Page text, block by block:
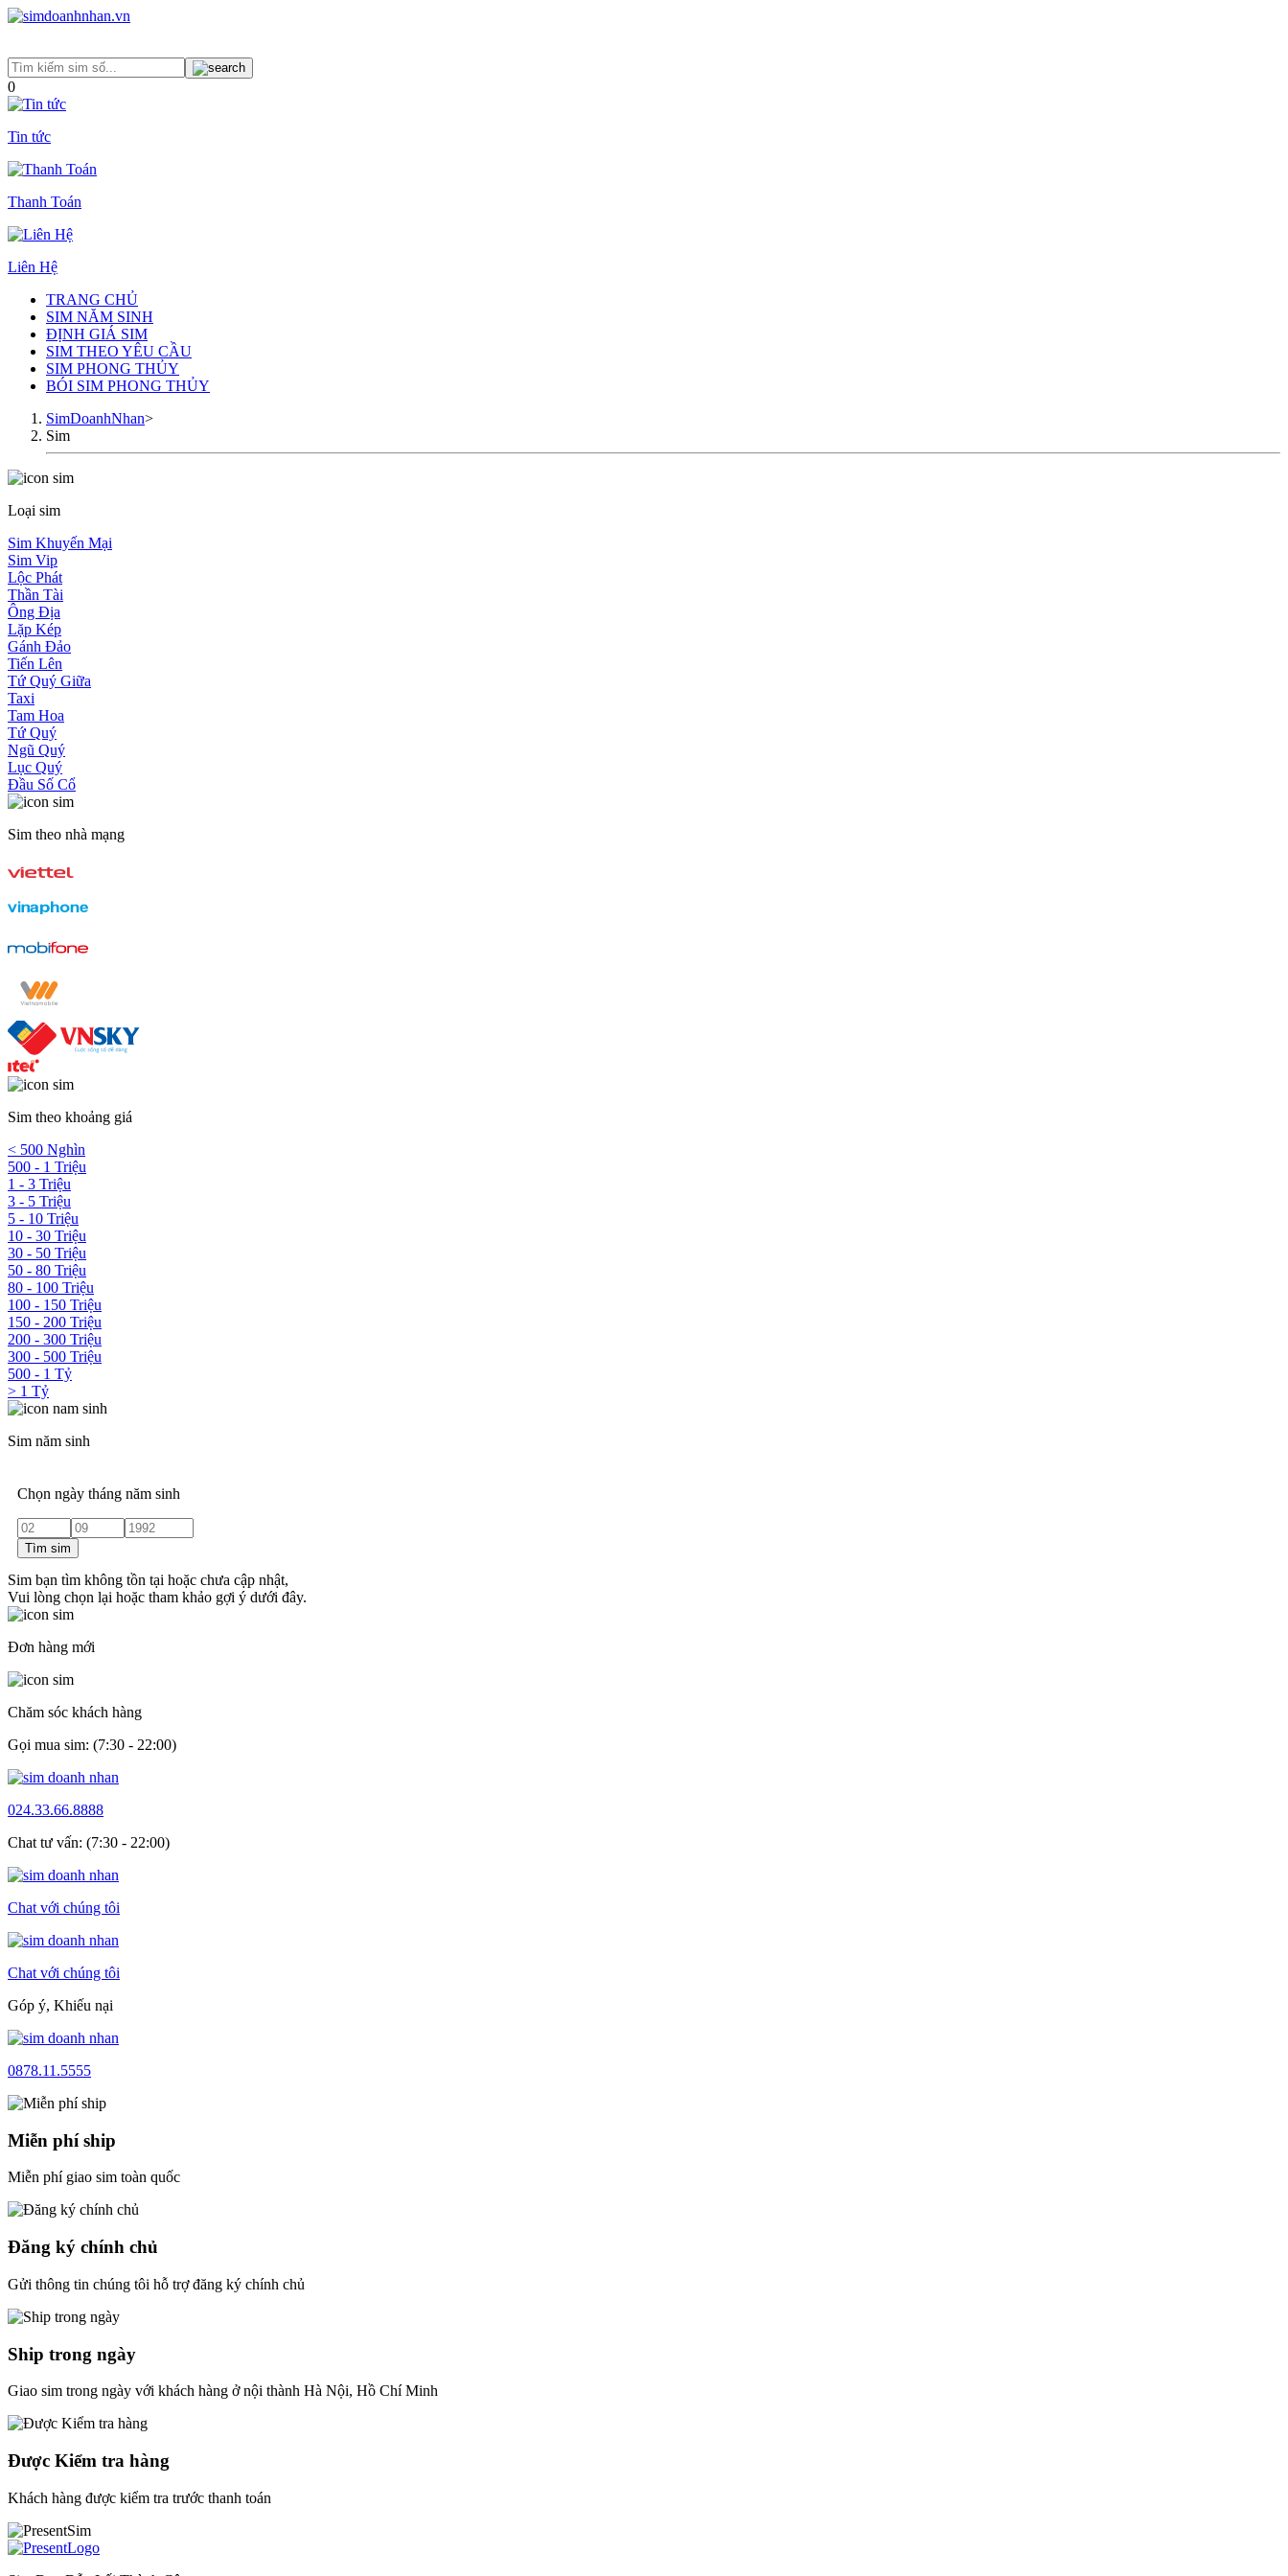
0
Tin tức
Thanh Toán
Liên Hệ
TRANG CHỦ
SIM NĂM SINH
ĐỊNH GIÁ SIM
SIM THEO YÊU CẦU
SIM PHONG THỦY
BÓI SIM PHONG THỦY
SimDoanhNhan>
Sim
Loại sim
Sim Khuyến Mại
Sim Vip
Lộc Phát
Thần Tài
Ông Địa
Lặp Kép
Gánh Đảo
Tiến Lên
Tứ Quý Giữa
Taxi
Tam Hoa
Tứ Quý
Ngũ Quý
Lục Quý
Đầu Số Cổ
Sim theo nhà mạng
Sim theo khoảng giá
< 500 Nghìn
500 - 1 Triệu
1 - 3 Triệu
3 - 5 Triệu
5 - 10 Triệu
10 - 30 Triệu
30 - 50 Triệu
50 - 80 Triệu
80 - 100 Triệu
100 - 150 Triệu
150 - 200 Triệu
200 - 300 Triệu
300 - 500 Triệu
500 - 1 Tỷ
> 1 Tỷ
Sim năm sinh
Chọn ngày tháng năm sinh
Tìm sim
Sim bạn tìm không tồn tại hoặc chưa cập nhật,
Vui lòng chọn lại hoặc tham khảo gợi ý dưới đây.
Đơn hàng mới
Chăm sóc khách hàng
Gọi mua sim: (7:30 - 22:00)
024.33.66.8888
Chat tư vấn: (7:30 - 22:00)
Chat với chúng tôi
Chat với chúng tôi
Góp ý, Khiếu nại
0878.11.5555
Miễn phí ship
Miễn phí giao sim toàn quốc
Đăng ký chính chủ
Gửi thông tin chúng tôi hỗ trợ đăng ký chính chủ
Ship trong ngày
Giao sim trong ngày với khách hàng ở nội thành Hà Nội, Hồ Chí Minh
Được Kiểm tra hàng
Khách hàng được kiểm tra trước thanh toán